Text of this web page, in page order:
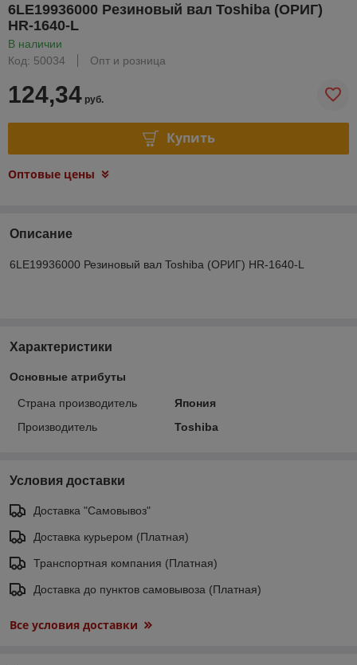
6LE19936000 Резиновый вал Toshiba (ОРИГ)
HR-1640-L
В наличии
Код: 50034
Опт и розница
124,34 руб.
Купить
Оптовые цены
Описание
6LE19936000 Резиновый вал Toshiba (ОРИГ) HR-1640-L
Характеристики
Основные атрибуты
Страна производитель
Япония
Производитель
Toshiba
Условия доставки
Доставка "Самовывоз"
Доставка курьером (Платная)
Транспортная компания (Платная)
Доставка до пунктов самовывоза (Платная)
Все условия доставки